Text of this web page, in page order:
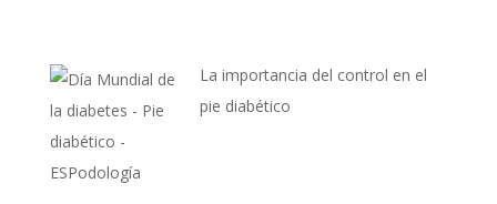
La importancia del control en el
pie diabético